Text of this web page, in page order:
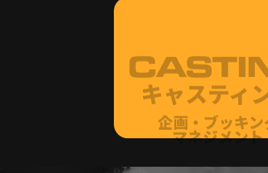
キャスティ
企画・ブッキン
マネジメント